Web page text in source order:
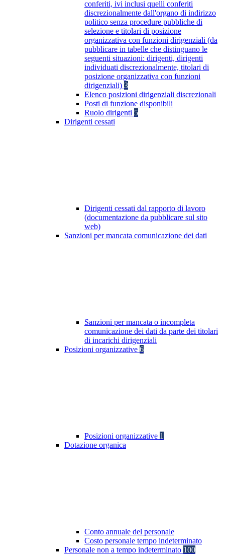
conferiti, ivi inclusi quelli conferiti
discrezionalmente dall'organo di indirizzo
politico senza procedure pubbliche di
selezione e titolari di posizione
organizzativa con funzioni dirigenziali (da
pubblicare in tabelle che distinguano le
seguenti situazioni: dirigenti, dirigenti
individuati discrezionalmente, titolari di
posizione organizzativa con funzioni
dirigenziali) 3
Elenco posizioni dirigenziali discrezionali
Posti di funzione disponibili
Ruolo dirigenti 5
Dirigenti cessati
Dirigenti cessati dal rapporto di lavoro
(documentazione da pubblicare sul sito
web)
Sanzioni per mancata comunicazione dei dati
Sanzioni per mancata o incompleta
comunicazione dei dati da parte dei titolari
di incarichi dirigenziali
Posizioni organizzative 6
Posizioni organizzative 1
Dotazione organica
Conto annuale del personale
Costo personale tempo indeterminato
Personale non a tempo indeterminato 100